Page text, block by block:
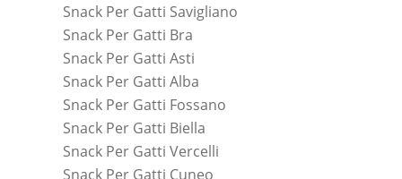
Snack Per Gatti Savigliano
Snack Per Gatti Bra
Snack Per Gatti Asti
Snack Per Gatti Alba
Snack Per Gatti Fossano
Snack Per Gatti Biella
Snack Per Gatti Vercelli
Snack Per Gatti Cuneo